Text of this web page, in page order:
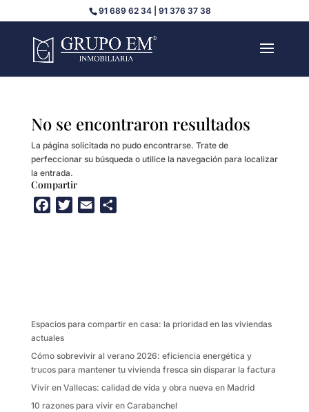
91 689 62 34 | 91 376 37 38
No se encontraron resultados
La página solicitada no pudo encontrarse. Trate de
perfeccionar su búsqueda o utilice la navegación para localizar
la entrada.
Compartir
k
i
Espacios para compartir en casa: la prioridad en las viviendas
actuales
Cómo sobrevivir al verano 2026: eficiencia energética y
trucos para mantener tu vivienda fresca sin disparar la factura
Vivir en Vallecas: calidad de vida y obra nueva en Madrid
10 razones para vivir en Carabanchel